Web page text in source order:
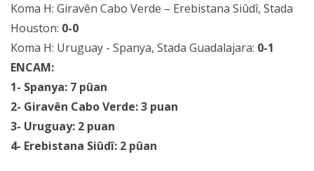
Koma H: Giravên Cabo Verde – Erebistana Siûdî, Stada
Houston: 0-0
Koma H: Uruguay - Spanya, Stada Guadalajara: 0-1
ENCAM:
1- Spanya: 7 pûan
2- Giravên Cabo Verde: 3 puan
3- Uruguay: 2 puan
4- Erebistana Siûdî: 2 pûan